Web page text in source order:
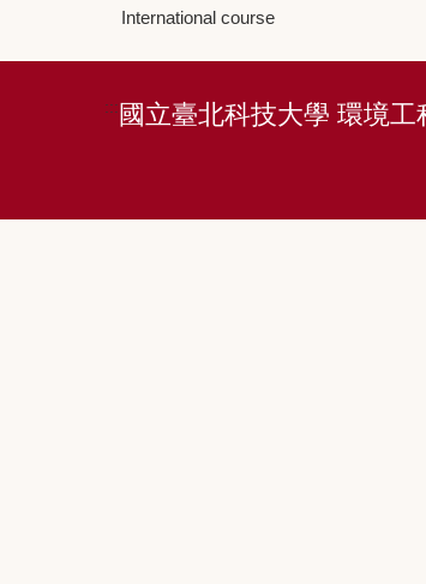
International course
::: 國立臺北科技大學 環境